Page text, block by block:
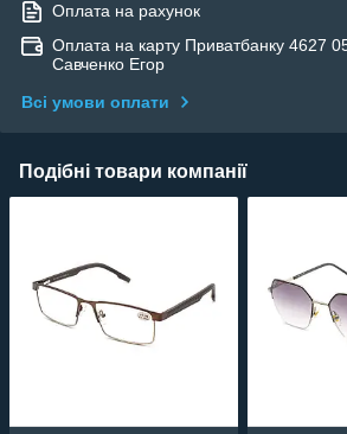
Оплата на рахунок
Оплата на карту Приватбанку 4627
Савченко Егор
Всі умови оплати
Подібні товари компанії